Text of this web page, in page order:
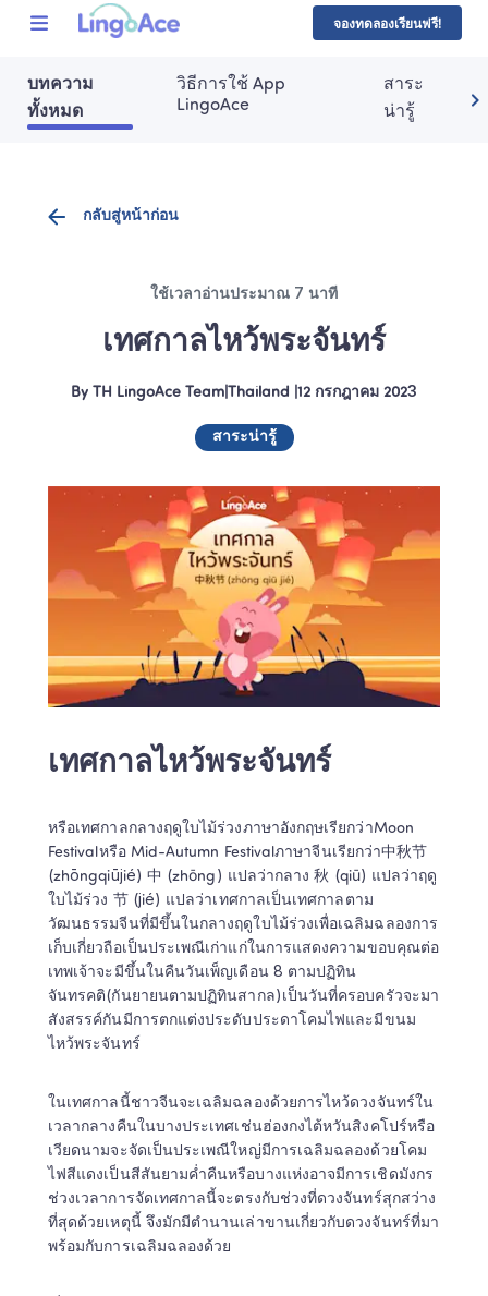
จองทดลองเรียนฟรี!
บทความ
ทั้งหมด
วิธีการใช้ App
LingoAce
สาระ
น่ารู้
กลับสู่หน้าก่อน
ใช้เวลาอ่านประมาณ 7 นาที
เทศกาลไหว้พระจันทร์
By TH LingoAce Team Thailand 12 กรกฎาคม 2023
สาระน่ารู้
เทศกาลไหว้พระจันทร์
หรือเทศกาลกลางฤดูใบไม้ร่วงภาษาอังกฤษเรียกว่าMoon
Festivalหรือ Mid-Autumn Festivalภาษาจีนเรียกว่า中秋节
(zhōngqiūjié) 中 (zhōng) แปลว่ากลาง 秋 (qiū) แปลว่าฤดู
ใบไม้ร่วง 节 (jié) แปลว่าเทศกาลเป็นเทศกาลตาม
วัฒนธรรมจีนที่มีขึ้นในกลางฤดูใบไม้ร่วงเพื่อเฉลิมฉลองการ
เก็บเกี่ยวถือเป็นประเพณีเก่าแก่ในการแสดงความขอบคุณต่อ
เทพเจ้าจะมีขึ้นในคืนวันเพ็ญเดือน 8 ตามปฏิทิน
จันทรคติ(กันยายนตามปฏิทินสากล)เป็นวันที่ครอบครัวจะมา
สังสรรค์กันมีการตกแต่งประดับประดาโคมไฟและมีขนม
ไหว้พระจันทร์
ในเทศกาลนี้ชาวจีนจะเฉลิมฉลองด้วยการไหว้ดวงจันทร์ใน
เวลากลางคืนในบางประเทศเช่นฮ่องกงไต้หวันสิงคโปร์หรือ
เวียดนามจะจัดเป็นประเพณีใหญ่มีการเฉลิมฉลองด้วยโคม
ไฟสีแดงเป็นสีสันยามค่ำคืนหรือบางแห่งอาจมีการเชิดมังกร
ช่วงเวลาการจัดเทศกาลนี้จะตรงกับช่วงที่ดวงจันทร์สุกสว่าง
ที่สุดด้วยเหตุนี้ จึงมักมีตำนานเล่าขานเกี่ยวกับดวงจันทร์ที่มา
พร้อมกับการเฉลิมฉลองด้วย